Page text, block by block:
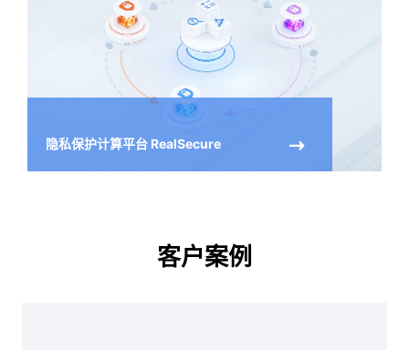
隐私保护计算平台 RealSecure
客户案例